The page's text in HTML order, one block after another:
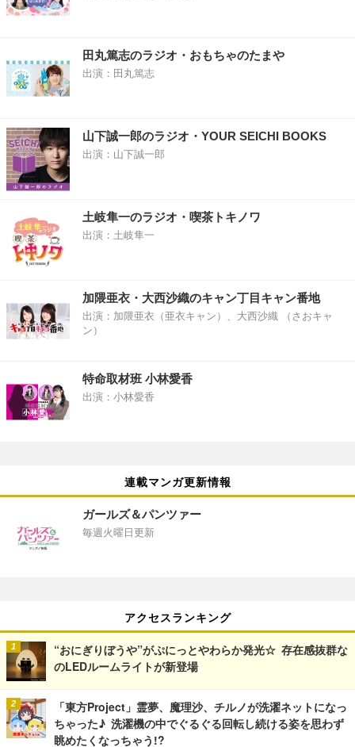
田丸篤志のラジオ・おもちゃのたまや
出演：田丸篤志
山下誠一郎のラジオ・YOUR SEICHI BOOKS
出演：山下誠一郎
土岐隼一のラジオ・喫茶トキノワ
出演：土岐隼一
加隈亜衣・大西沙織のキャン丁目キャン番地
出演：加隈亜衣（亜衣キャン）、大西沙織 （さおキャ
ン）
特命取材班 小林愛香
出演：小林愛香
連載マンガ更新情報
ガールズ＆パンツァー
毎週火曜日更新
アクセスランキング
“おにぎりぼうや”がぷにっとやわらか発光☆ 存在感抜群な
のLEDルームライトが新登場
「東方Project」霊夢、魔理沙、チルノが洗濯ネットになっ
ちゃった♪ 洗濯機の中でぐるぐる回転し続ける姿を思わず
眺めたくなっちゃう!?